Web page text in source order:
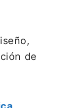
de